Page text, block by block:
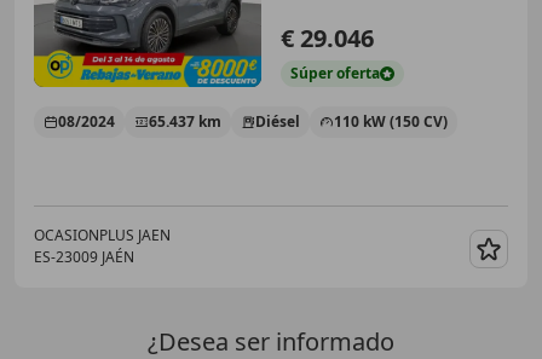
€ 29.046
Súperoferta
08/2024 65.437 km Diésel 110 kW (150 CV)
OCASIONPLUS JAEN
ES-23009 JAÉN
¿Desea ser informado